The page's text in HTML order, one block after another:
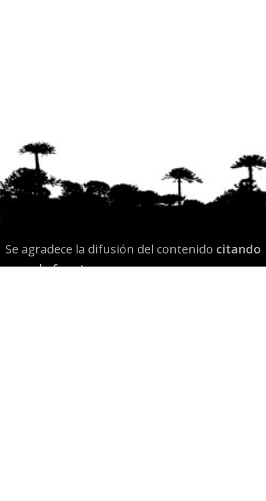
Se agradece la difusión del contenido citando
la fuente www.mapuexpress.org